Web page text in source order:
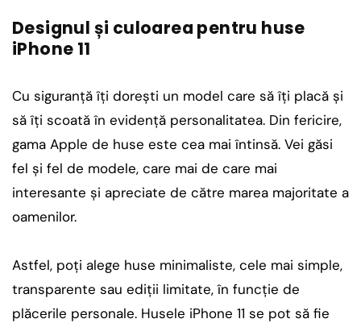
Designul și culoarea pentru huse
iPhone 11
Cu siguranță îți dorești un model care să îți placă și
să îți scoată în evidență personalitatea. Din fericire,
gama Apple de huse este cea mai întinsă. Vei găsi
fel și fel de modele, care mai de care mai
interesante și apreciate de către marea majoritate a
oamenilor.
Astfel, poți alege huse minimaliste, cele mai simple,
transparente sau ediții limitate, în funcție de
plăcerile personale. Husele iPhone 11 se pot să fie